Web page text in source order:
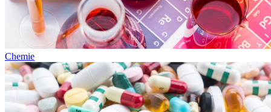
Chemie